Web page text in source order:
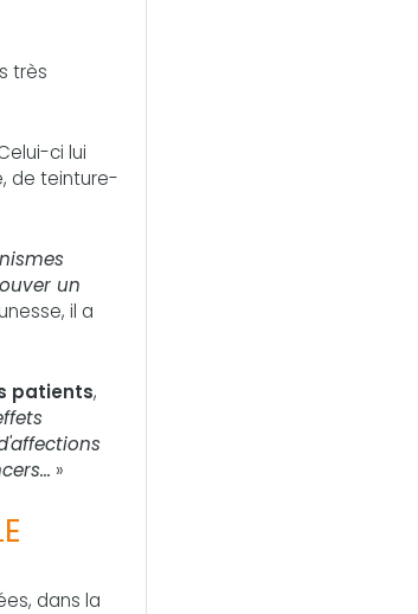
très
ci lui
de teinture-
un
il a
patients,
»
dans la